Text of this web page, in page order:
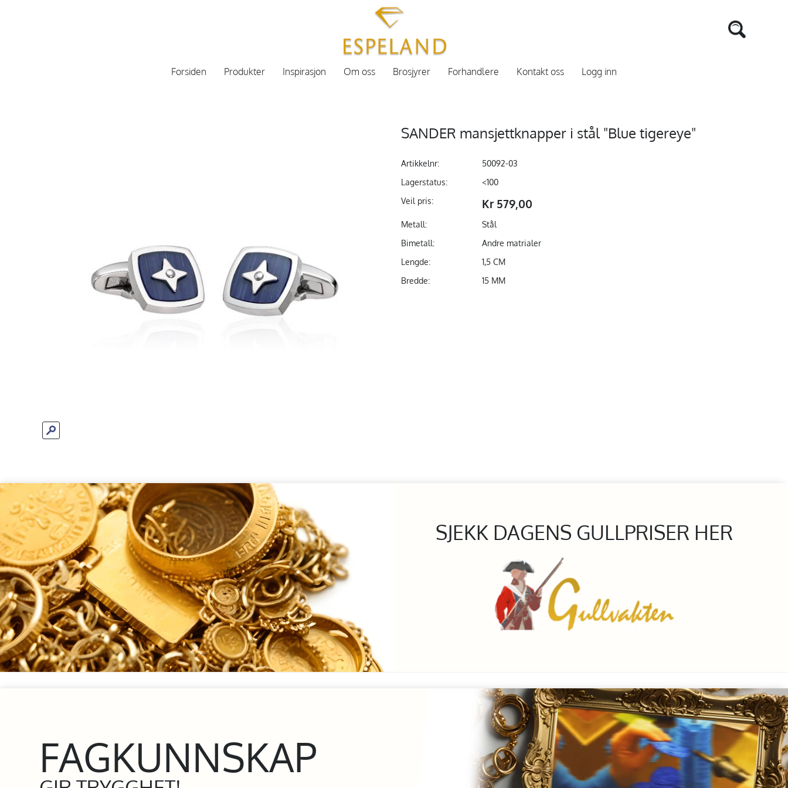
Forsiden Produkter Inspirasjon Om oss Brosjyrer Forhandlere Kontakt oss Logg inn
SANDER mansjettknapper i stål "Blue tigereye"
Artikkelnr:
50092-03
Lagerstatus:
<100
Veil pris:
Kr 579,00
Metall:
Stål
Bimetall:
Andre matrialer
Lengde:
1,5 CM
Bredde:
15 MM
SJEKK DAGENS GULLPRISER HER
FAGKUNNSKAP